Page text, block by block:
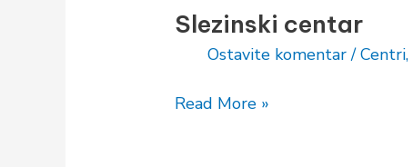
Slezinski centar
Ostavite komentar /Centri,
Read More »